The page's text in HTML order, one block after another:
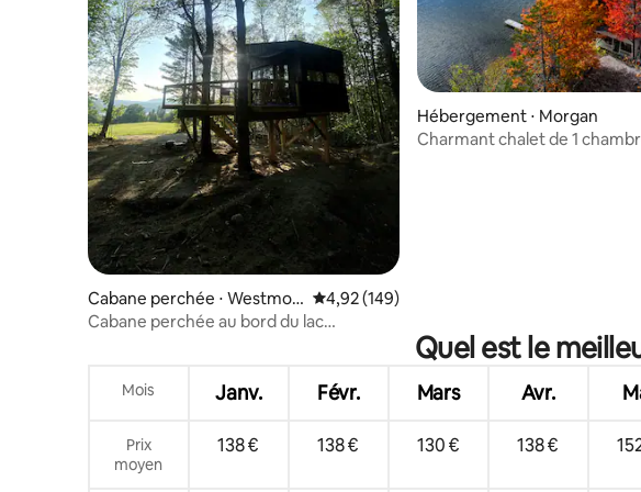
Cabane perchée ⋅ Westmor
e
Évaluation moyenne sur la base de 149
4,92 (149)
Cabane perchée au bord du lac
Hébergement ⋅ Morgan
Charmant chalet de 1
Quel est le
Mois Janv. Févr. Mars Avr.
Prix
moyen
138 € 138 € 130 € 138 €